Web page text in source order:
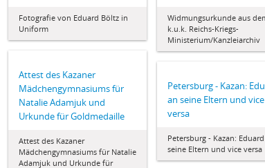
Widmungsurkunde aus
k.u.k. Reichs-Kriegs-
Ministerium/Kanzleiarchiv
Fotografie von Eduard Böltz in
Uniform
Attest des Kazaner
Mädchengymnasiums für
Natalie Adamjuk und
Urkunde für Goldmedaille
Attest des Kazaner
Mädchengymnasiums für Natalie
Adamjuk und Urkunde für
Petersburg - Kazan:
an seine Eltern und vice
versa
Petersburg - Kazan:
seine Eltern und vice versa